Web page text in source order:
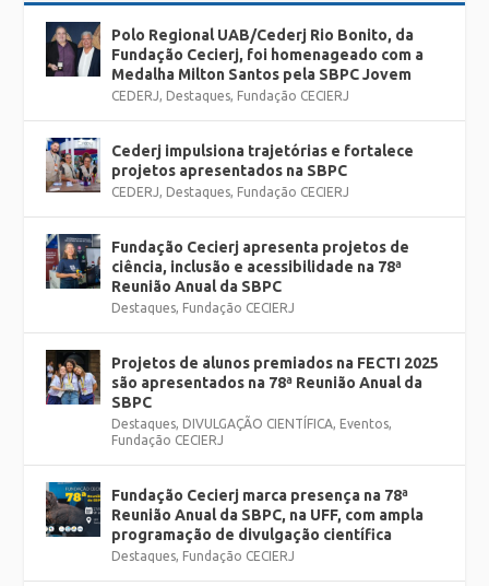
Polo Regional UAB/Cederj Rio Bonito, da
Fundação Cecierj, foi homenageado com a
Medalha Milton Santos pela SBPC Jovem
CEDERJ, Destaques, Fundação CECIERJ
Cederj impulsiona trajetórias e fortalece
projetos apresentados na SBPC
CEDERJ, Destaques, Fundação CECIERJ
Fundação Cecierj apresenta projetos de
ciência, inclusão e acessibilidade na 78ª
Reunião Anual da SBPC
Destaques, Fundação CECIERJ
Projetos de alunos premiados na FECTI 2025
são apresentados na 78ª Reunião Anual da
SBPC
Destaques, DIVULGAÇÃO CIENTÍFICA, Eventos,
Fundação CECIERJ
Fundação Cecierj marca presença na 78ª
Reunião Anual da SBPC, na UFF, com ampla
programação de divulgação científica
Destaques, Fundação CECIERJ